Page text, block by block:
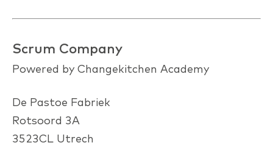
Scrum Company
Powered by Changekitchen Academy
De Pastoe Fabriek
Rotsoord 3A
3523CL Utrech